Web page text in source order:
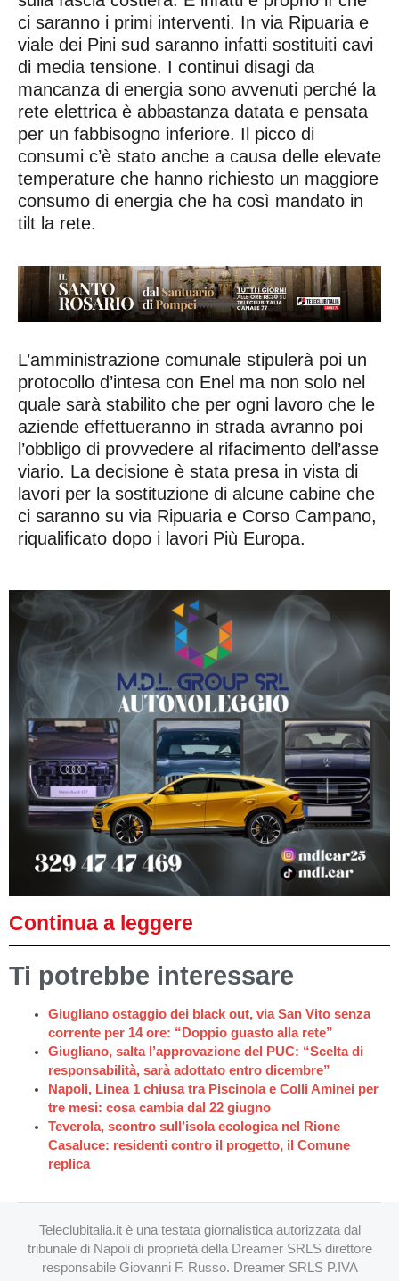
ci saranno i primi interventi. In via Ripuaria e
viale dei Pini sud saranno infatti sostituiti cavi
di media tensione. I continui disagi da
mancanza di energia sono avvenuti perché la
rete elettrica è abbastanza datata e pensata
per un fabbisogno inferiore. Il picco di
consumi c’è stato anche a causa delle elevate
temperature che hanno richiesto un maggiore
consumo di energia che ha così mandato in
tilt la rete.
L’amministrazione comunale stipulerà poi un
protocollo d’intesa con Enel ma non solo nel
quale sarà stabilito che per ogni lavoro che le
aziende effettueranno in strada avranno poi
l’obbligo di provvedere al rifacimento dell’asse
viario. La decisione è stata presa in vista di
lavori per la sostituzione di alcune cabine che
ci saranno su via Ripuaria e Corso Campano,
riqualificato dopo i lavori Più Europa.
Continua a leggere
Ti potrebbe interessare
Giugliano ostaggio dei black out, via San Vito senza
corrente per 14 ore: “Doppio guasto alla rete”
Giugliano, salta l’approvazione del PUC: “Scelta di
responsabilità, sarà adottato entro dicembre”
Napoli, Linea 1 chiusa tra Piscinola e Colli Aminei per
tre mesi: cosa cambia dal 22 giugno
Teverola, scontro sull’isola ecologica nel Rione
Casaluce: residenti contro il progetto, il Comune
replica
Teleclubitalia.it è una testata giornalistica autorizzata dal
tribunale di Napoli di proprietà della Dreamer SRLS direttore
responsabile Giovanni F. Russo. Dreamer SRLS P.IVA